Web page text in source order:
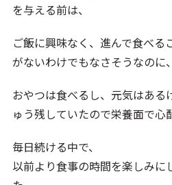
を与える前は、
ご飯に興味なく、進んで食べる
がないわけでもなさそうなのに、
おやつは食べるし、元気はある
ゅう残していたので栄養面で心
毎日続ける中で、
以前より食事の時間を楽しみに